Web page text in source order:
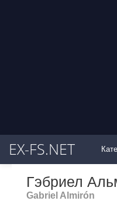
EX-FS.NET
Гэбриел
Gabriel Almirón